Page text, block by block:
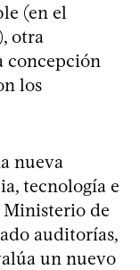
(en el
otra
concepción
los
nueva
tecnología e
de
auditorías,
un nuevo